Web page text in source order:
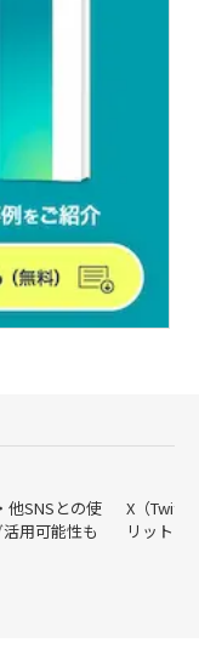
他SNSとの使
用可能性も
X（
リットま